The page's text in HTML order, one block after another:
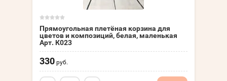
Прямоугольная плетёная корзина для
цветов и композиций, белая, маленькая
Арт. К023
330 руб.